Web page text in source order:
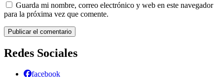
Guarda mi nombre, correo electrónico y web en este navegador
para la próxima vez que comente.
Redes Sociales
facebook